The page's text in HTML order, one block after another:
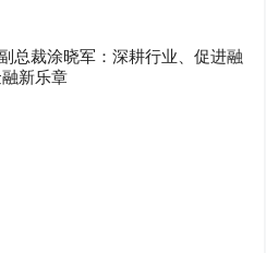
总裁涂晓军：深耕行业、促进融
新乐章